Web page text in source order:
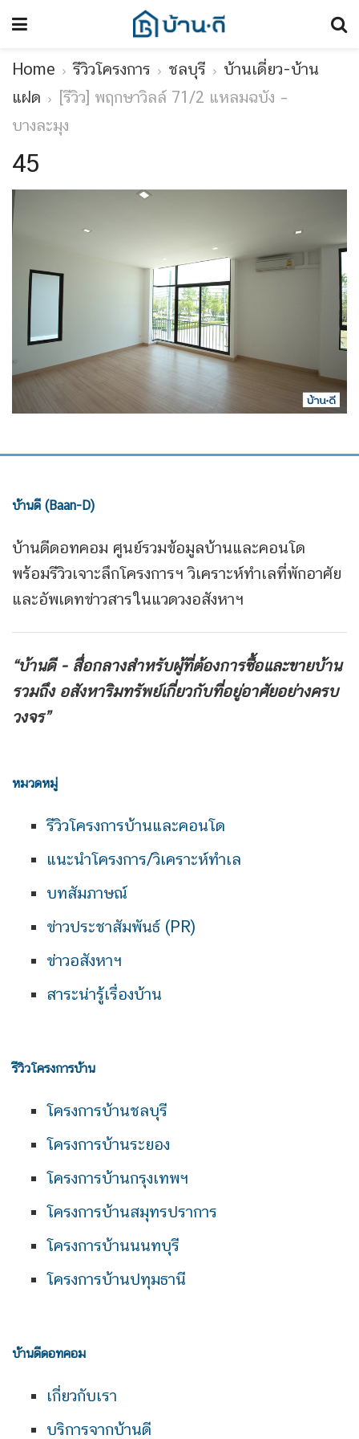
Home รีวิวโครงการ ชลบุรี
บ้านเดี่ยว-บ้าน
แฝด
[รีวิว] พฤกษาวิลล์ 71/2 แหลมฉบัง –
บางละมุง
45
บ้านดี (Baan-D)
บ้านดีดอทคอม ศูนย์รวมข้อมูลบ้านและคอนโด
พร้อมรีวิวเจาะลึกโครงการฯ วิเคราะห์ทำเลที่พักอาศัย
และอัพเดทข่าวสารในแวดวงอสังหาฯ
“บ้านดี - สื่อกลางสำหรับผู้ที่ต้องการซื้อและขายบ้าน
รวมถึง อสังหาริมทรัพย์เกี่ยวกับที่อยู่อาศัยอย่างครบ
วงจร”
หมวดหมู่
รีวิวโครงการบ้านและคอนโด
แนะนำโครงการ/วิเคราะห์ทำเล
บทสัมภาษณ์
ข่าวประชาสัมพันธ์ (PR)
ข่าวอสังหาฯ
สาระน่ารู้เรื่องบ้าน
รีวิวโครงการบ้าน
โครงการบ้านชลบุรี
โครงการบ้านระยอง
โครงการบ้านกรุงเทพฯ
โครงการบ้านสมุทรปราการ
โครงการบ้านนนทบุรี
โครงการบ้านปทุมธานี
บ้านดีดอทคอม
เกี่ยวกับเรา
บริการจากบ้านดี